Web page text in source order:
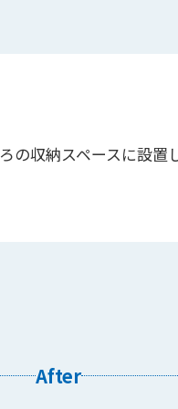
の収納スペースに設置
After